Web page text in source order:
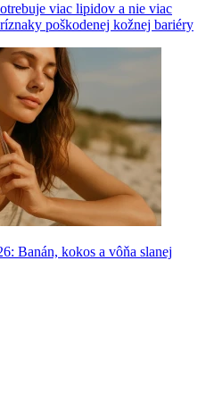
viac lipidov a nie viac
poškodenej kožnej bariéry
Banán, kokos a vôňa slanej